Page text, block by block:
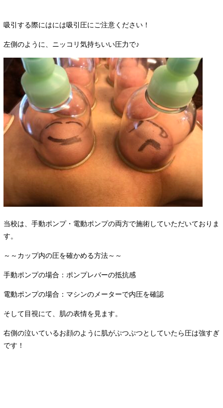
吸引する際にはには吸引圧にご注意ください！
左側のように、ニッコリ気持ちいい圧力で♪
当校は、手動ポンプ・電動ポンプの両方で施術していただいておりま
す。
～～カップ内の圧を確かめる方法～～
手動ポンプの場合：ポンプレバーの抵抗感
電動ポンプの場合：マシンのメーターで内圧を確認
そして目視にて、肌の表情を見ます。
右側の泣いているお顔のように肌がぷつぷつとしていたら圧は強すぎ
です！